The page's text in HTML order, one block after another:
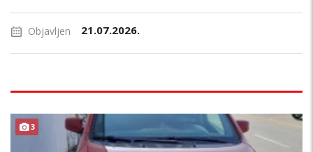
Objavljen 21.07.2026.
3